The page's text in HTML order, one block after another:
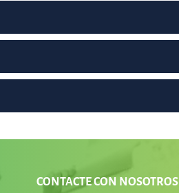
CONTACTE CON NOSOTROS